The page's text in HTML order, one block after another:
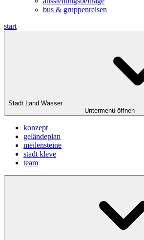
bus & gruppenreisen
start
Stadt Land Wasser
Untermenü öffnen
konzept
geländeplan
meilensteine
stadt kleve
team